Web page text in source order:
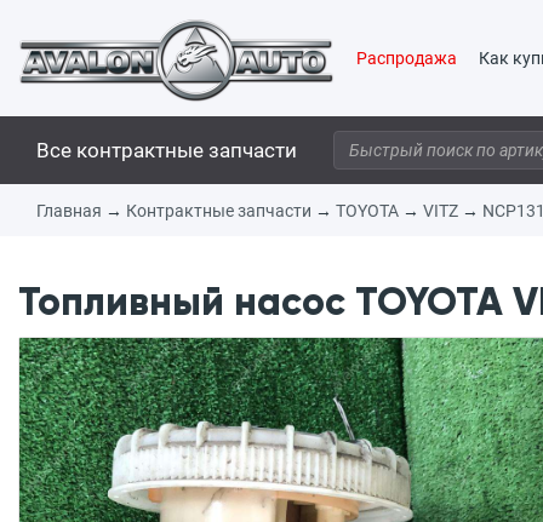
Распродажа Как
Все контрактные запчасти
Главная → Контрактные запчасти → TOYOTA → VITZ →
Топливный насос TOYOTA